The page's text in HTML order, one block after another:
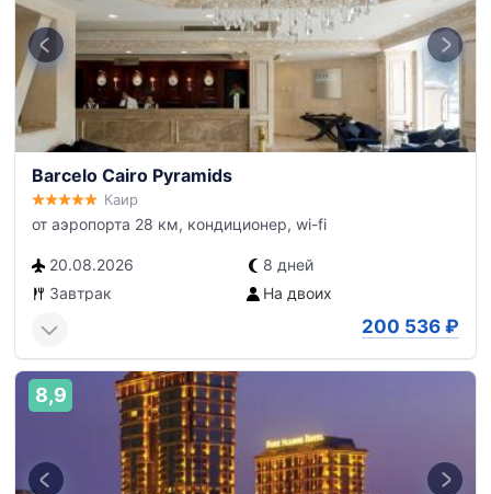
Barcelo Cairo Pyramids
Каир
от аэропорта 28 км, кондиционер, wi-fi
20.08.2026
8 дней
Завтрак
На двоих
200 536 ₽
8,9